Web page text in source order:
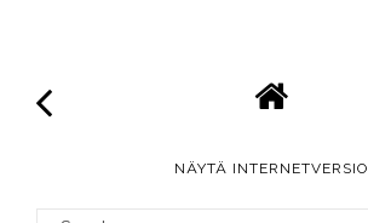
NÄYTÄ INTERNETVERSIO